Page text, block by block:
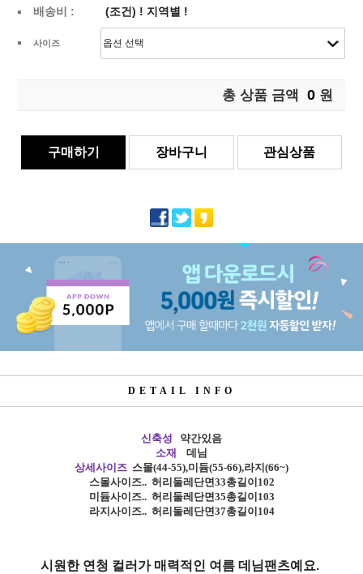
배송비 :
(조건) ! 지역별 !
사이즈
총 상품 금액 0 원
구매하기 장바구니 관심상품
DETAIL INFO
신축성
약간있음
소재
데님
상세사이즈 스몰(44-55),미듐(55-66),라지 (66~)
스몰사이즈.. 허리둘레단면33총길이102
미듐사이즈.. 허리 둘레단면35총길이103
라지사이즈.. 허리 둘레단면37총길이104
시원한 연청 컬러가 매력적인 여름 데님팬츠예요.